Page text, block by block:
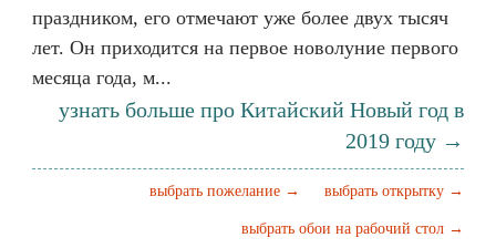
праздником, его отмечают уже более двух тысяч
лет. Он приходится на первое новолуние первого
месяца года, м...
узнать больше про Китайский Новый год в
2019 году →
выбрать открытку →
выбрать пожелание →
выбрать обои на рабочий стол →